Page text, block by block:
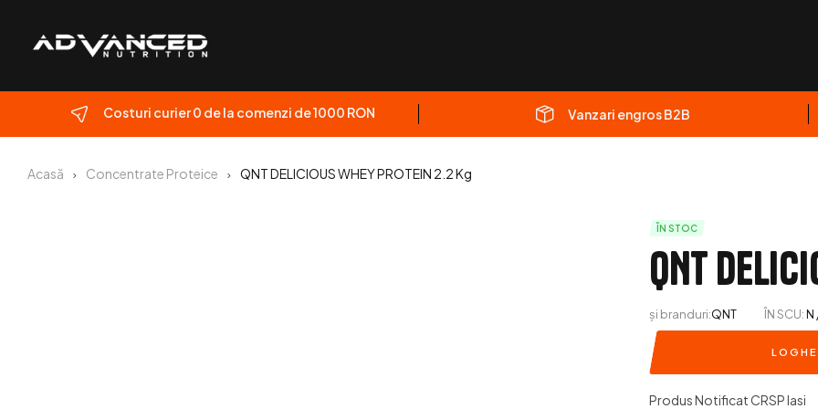
Costuri curier 0 de la comenzi de 1000 RON Vanzari engros B2B
Acasă Concentrate Proteice QNT DELICIOUS WHEY PROTEIN 2.2 Kg
ÎN STOC
QNT
și branduri:QNT ÎN SCU:N
Produs Notificat CRSP Iasi